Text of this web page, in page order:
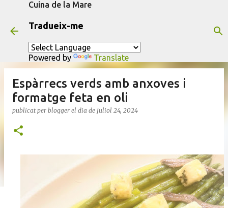
Cuina de la Mare
Tradueix-me
Powered by Translate
Espàrrecs verds amb anxoves i
formatge feta en oli
publicat per blogger el dia de juliol 24, 2024